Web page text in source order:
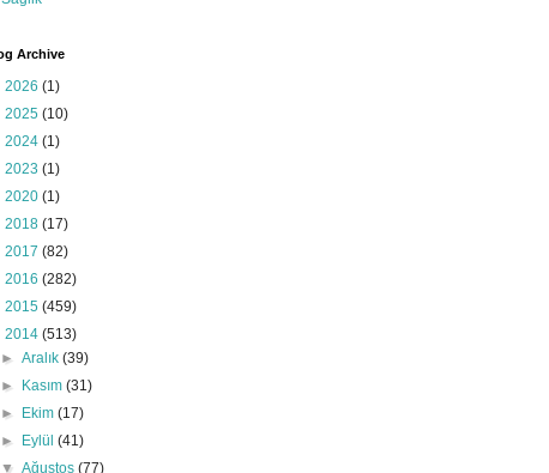
Archive
2026 (1)
2025 (10)
2024 (1)
2023 (1)
2020 (1)
2018 (17)
2017 (82)
2016 (282)
2015 (459)
2014 (513)
►Aralık(39)
►
Kasım(31)
►
Ekim(17)
►
Eylül(41)
▼Ağustos(77)